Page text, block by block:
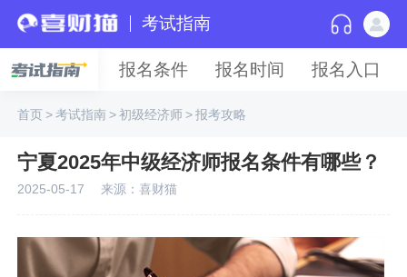
考试指南
报名条件 报名时间 报名入口
首页>考试指南>初级经济师>报考攻略
宁夏2025年中级经济师报名条件有哪些？
2025-05-17 来源：喜财猫